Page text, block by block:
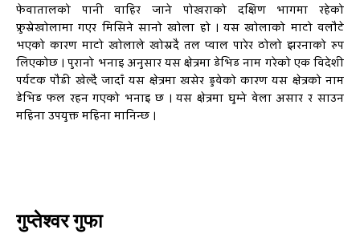
फेवातालको पानी वाहिर जाने पोखराको दक्षिण भागमा रहेको
फ्रुस्रेखोलामा गएर मिसिने सानो खोला हो । यस खोलाको माटो वलौटे
भएको कारण माटो खोलाले खोस्रदै तल प्वाल पारेर ठोलो झरनाको रुप
लिएकोछ । पुरानो भनाइ अनुसार यस क्षेत्रमा डेभिड नाम गरेको एक विदेशी
पर्यटक पौडी खेल्दै जादाँ यस क्षेत्रमा खसेर डुवेको कारण यस क्षेत्रको नाम
डेभिड फल रहन गएको भनाइ छ । यस क्षेत्रमा घुम्ने वेला असार र साउन
महिना उपयुक्त महिना मानिन्छ ।
गुप्तेश्वर गुफा